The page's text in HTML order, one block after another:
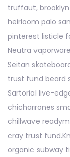
truffaut,
heirloom palo
pinterest listicle
Neutra
Seitan
trust fund beard
Sartorial live-
chicharrones
chillwave
cray trust
organic subway